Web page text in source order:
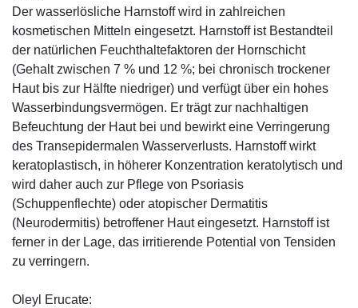
Der wasserlösliche Harnstoff wird in zahlreichen
kosmetischen Mitteln eingesetzt. Harnstoff ist Bestandteil
der natürlichen Feuchthaltefaktoren der Hornschicht
(Gehalt zwischen 7 % und 12 %; bei chronisch trockener
Haut bis zur Hälfte niedriger) und verfügt über ein hohes
Wasserbindungsvermögen. Er trägt zur nachhaltigen
Befeuchtung der Haut bei und bewirkt eine Verringerung
des Transepidermalen Wasserverlusts. Harnstoff wirkt
keratoplastisch, in höherer Konzentration keratolytisch und
wird daher auch zur Pflege von Psoriasis
(Schuppenflechte) oder atopischer Dermatitis
(Neurodermitis) betroffener Haut eingesetzt. Harnstoff ist
ferner in der Lage, das irritierende Potential von Tensiden
zu verringern.
Oleyl Erucate: